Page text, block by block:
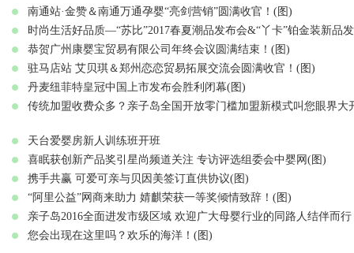
南通站·金赞＆南通万通孕婴“亮剑营销”圆满收官！(图)
时尚生活好品质—“苏比”2017春夏潮品发布会&“丫卡”铂金装新品
恭贺广州康婴宝贸易有限公司年终会议圆满结束！(图)
驻马店站 艾贝琪＆郑州恋恋贸易拓展交流会圆满收官！(图)
丹麦纽菲特皇冠中国上市发布会胜利闭幕(图)
传统加盟收费众多？亲子岛全国开放零门槛加盟新模式叫您眼界大
天台爱婴房新人训练班开班
喜眠获创新产品奖引星尚频道关注 专访评选组委会中婴网(图)
携手共赢 可爱可亲与贝因美签订直供协议(图)
“阿里公益”网商来助力 婧麒荣获一等奖倾情致辞！(图)
亲子岛2016全面进发市级区域 欢迎广大母婴行业的同路人结伴而
您会出现在这里吗？欢乐的海洋！(图)